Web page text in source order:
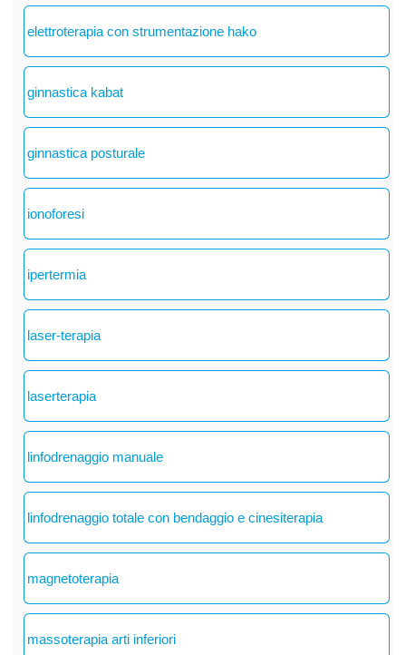
elettroterapia con strumentazione hako
ginnastica kabat
ginnastica posturale
ionoforesi
ipertermia
laser-terapia
laserterapia
linfodrenaggio manuale
linfodrenaggio totale con bendaggio e cinesiterapia
magnetoterapia
massoterapia arti inferiori